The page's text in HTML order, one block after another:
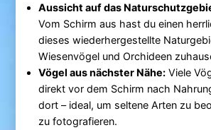
Aussicht auf das
Vom Schirm aus hast du einen
dieses wiederhergestellte
Wiesenvögel und Orchideen
Vögel aus nächster Nähe:Viele
direkt vor dem Schirm nach
dort – ideal, um seltene Arten zu
zu fotografieren.